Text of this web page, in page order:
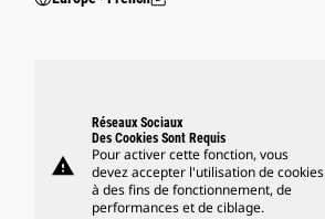
warning
Réseaux Sociaux
Des Cookies Sont Requis
Pour activer cette fonction, vous
devez accepter l'utilisation de cookies
à des fins de fonctionnement, de
performances et de ciblage.